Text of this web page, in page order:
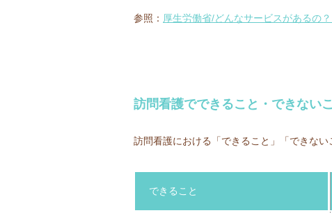
参照： 厚生労働省/どんなサービスがあるの
訪問看護でできること・できない
訪問看護における「できること」「できない
できること